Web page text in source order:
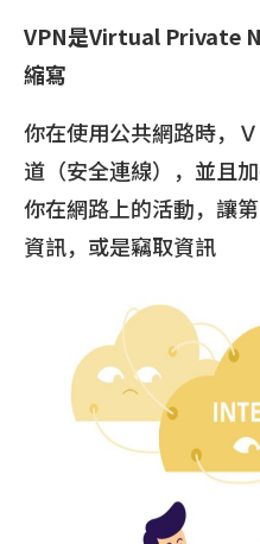
VPN是Virtual Private
縮寫
你在使用公共網路時，
道（安全連線），並且
你在網路上的活動，讓
資訊，或是竊取資訊